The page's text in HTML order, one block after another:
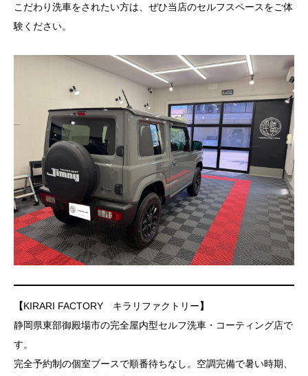
こだわり洗車をされたい方は、ぜひ当店のセルフスペースをご体
験ください。
【KIRARI FACTORY キラリファクトリー】
静岡県東部御殿場市の完全屋内型セルフ洗車・コーティング店で
す。
完全予約制の個室ブースで順番待ちなし。空調完備で暑い時期、